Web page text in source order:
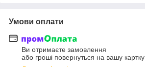
Умови оплати
Ви отримаєте замовлення
або гроші повернуться на вашу картку